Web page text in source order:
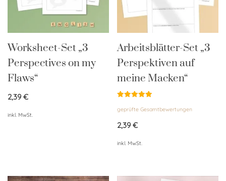
Worksheet-Set „3
Perspectives on my
Flaws“
2,39€
inkl. MwSt.
Arbeitsblätter-Set „3
Perspektiven auf
meine Macken“
mit
von 5
geprüfte Gesamtbewertungen
2,39€
inkl. MwSt.